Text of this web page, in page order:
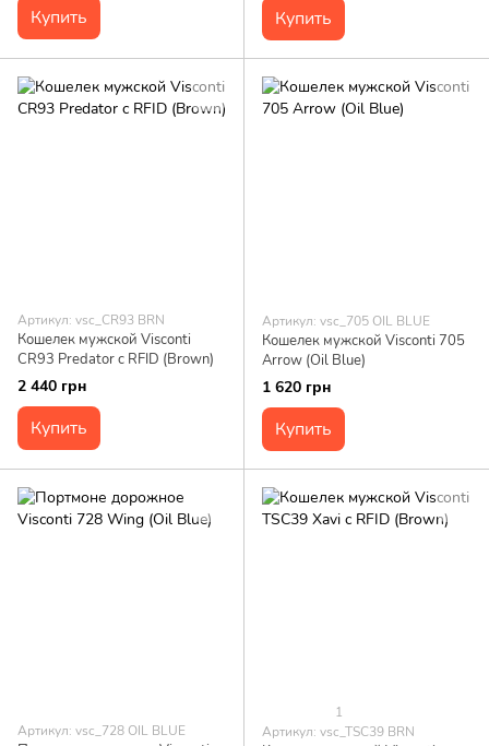
Купить Купить
Артикул: vsc_CR93 BRN
Кошелек мужской Visconti
CR93 Predator c RFID (Brown)
2 440 грн
Купить
Артикул: vsc_705 OIL BLUE
Кошелек мужской Visconti 705
Arrow (Oil Blue)
1 620 грн
Купить
Артикул: vsc_728 OIL BLUE
1
Артикул: vsc_TSC39 BRN